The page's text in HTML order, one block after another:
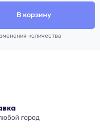
В корзину
количества
город